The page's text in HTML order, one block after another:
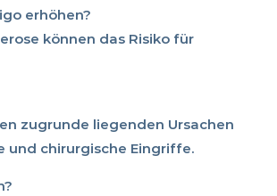
erhöhen?
können das Risiko für
zugrunde liegenden Ursachen
und chirurgische Eingriffe.